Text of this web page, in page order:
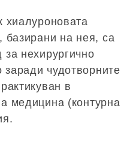
хиалуроновата
базирани на нея, са
нехирургично
чудотворните
в
медицина (контурна